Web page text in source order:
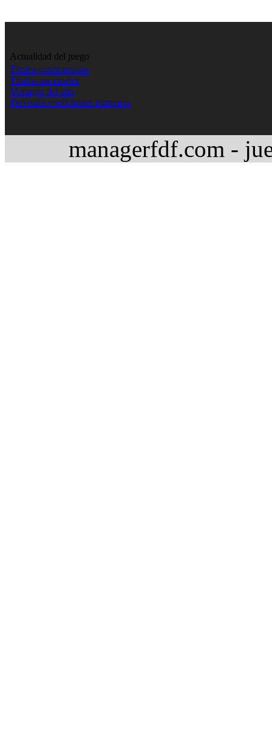
Actualidad del juego
Títulos continentales
Títulos nacionales
Manager del año
Previsión coeficientes europeos
managerfdf.com -